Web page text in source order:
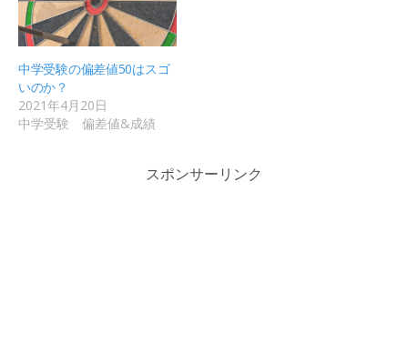
中学受験の偏差値50はスゴ
いのか？
2021年4月20日
中学受験 偏差値&成績
スポンサーリンク